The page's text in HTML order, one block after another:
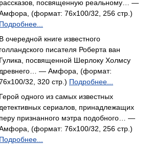
рассказов, посвященную реальному… —
(формат: 76x100/32, 256 стр.)
Подробнее...
В очередной книге известного
голландского писателя Роберта ван
Гулика, посвященной Шерлоку Холмсу
древнего… — Амфора, (формат:
32, 320 стр.) Подробнее...
Герой одного из самых известных
детективных сериалов, принадлежащих
перу признанного мэтра подобного… —
(формат: 76x100/32, 256 стр.)
Подробнее...